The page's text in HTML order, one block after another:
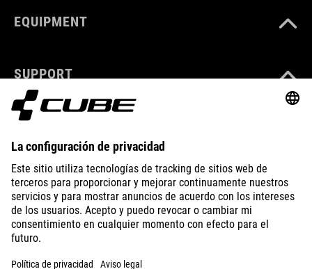
EQUIPMENT
SUPPORT
ABOUT US
EXPLORE